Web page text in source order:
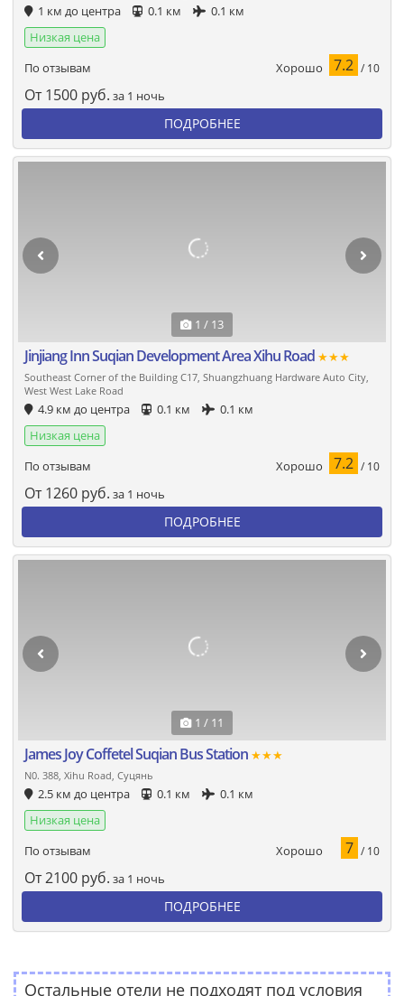
1 км до центра 0.1 км
0.1 км
Низкая цена
По отзывам
Хорошо 7.2 / 10
От 1500 руб. за 1 ночь
ПОДРОБНЕЕ
1 / 13
Jinjiang Inn Suqian Development Area Xihu Road ★★★
Southeast Corner of the Building C17, Shuangzhuang Hardware Auto City,
West West Lake Road
4.9 км до центра 0.1 км
0.1 км
Низкая цена
По отзывам
Хорошо 7.2 / 10
От 1260 руб. за 1 ночь
ПОДРОБНЕЕ
1 / 11
James Joy Coffetel Suqian Bus Station ★★★
N0. 388, Xihu Road, Суцянь
2.5 км до центра 0.1 км
0.1 км
Низкая цена
По отзывам
Хорошо 7 / 10
От2100 руб. за 1 ночь
ПОДРОБНЕЕ
Остальные отели не подходят под условия